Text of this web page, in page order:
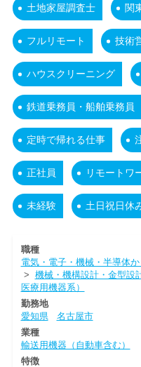
土地家屋調査士 関
フルリモート 技術
ハウスクリーニング
鉄道乗務員・船舶乗務員
定時で帰れる仕事
正社員 リモートワ
未経験 土日祝日休
職種
電気・電子・機械・半導体
> 機械・機構設計・金型設
医療用機器系）
勤務地
愛知県
名古屋市
業種
輸送用機器（自動車含む）
特徴